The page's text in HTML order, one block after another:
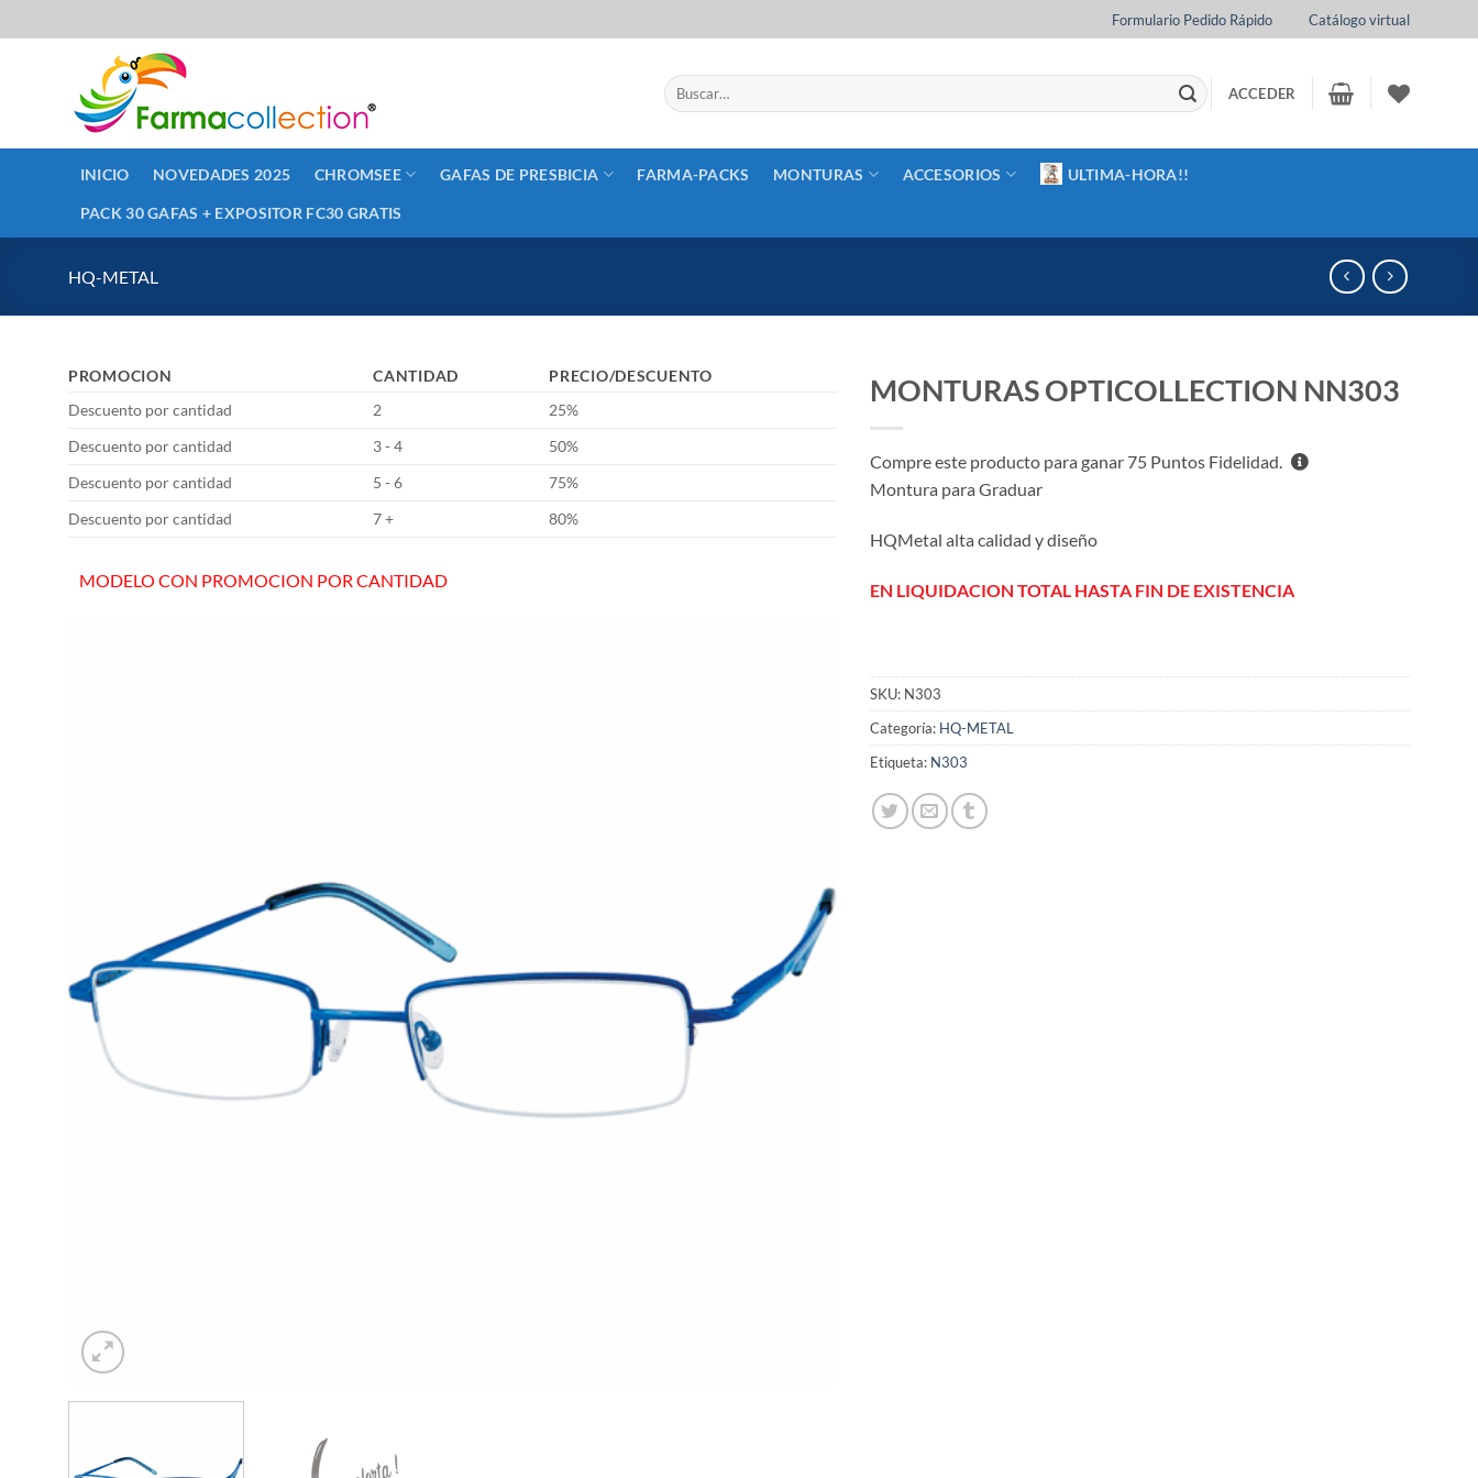
al
Formulario Pedido Rápido Catálogo virtual
Buscar
por:
ACCEDER
INICIO NOVEDADES 2025 CHROMSEE GAFAS DE PRESBICIA FARMA-PACKS MONTURAS ACCESORIOS ULTIMA-HORA!!
PACK 30 GAFAS + EXPOSITOR FC30 GRATIS
HQ-METAL
PROMOCION CANTIDAD
PRECIO/DESCUENTO
Descuento por cantidad
2
25%
Descuento por cantidad
3 - 4
50%
Descuento por cantidad
5 - 6
75%
Descuento por cantidad
7 + 80%
MODELO CON PROMOCION POR CANTIDAD
MONTURAS OPTICOLLECTION NN303
Compre este producto para ganar 75 Puntos Fidelidad.
Montura para Graduar
HQMetal alta calidad y diseño
EN LIQUIDACION TOTAL HASTA FIN DE EXISTENCIA
SKU: N303
Categoría: HQ-METAL
Etiqueta: N303